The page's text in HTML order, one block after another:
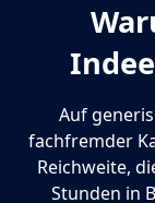
Auf
fachfremder
Reichweite,
Stunden in